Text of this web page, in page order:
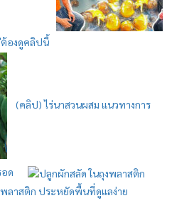
ต้องดูคลิปนี้
(คลิป) ไร่นาสวนผสม แนวทางการ
ด
ลาสติก ประหยัดพื้นที่ดูแลง่าย